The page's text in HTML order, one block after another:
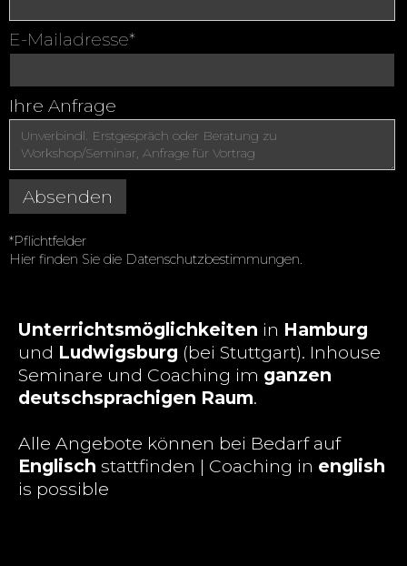
E-Mailadresse*
Ihre Anfrage
*Pflichtfelder
Hier finden Sie die Datenschutzbestimmungen.
Unterrichtsmöglichkeiten in Hamburg
und Ludwigsburg (bei Stuttgart). Inhouse
Seminare und Coaching im ganzen
deutschsprachigen Raum.
Alle Angebote können bei Bedarf auf
Englisch stattfinden | Coaching in english
is possible